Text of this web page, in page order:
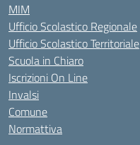
MIM
Ufficio Scolastico Regionale
Ufficio Scolastico Territoriale
Scuola in Chiaro
Iscrizioni On Line
Invalsi
Comune
Normattiva